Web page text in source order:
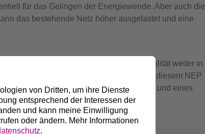
für das Gelingen der Energiewende. Aber auch die
das bestehende Netz höher ausgelastet und eine
rückt die Sicherung der Systemstabilität weiter in
eine wichtige Rolle. Ihr in diesem NEP
Ausbauziele erneuerbarer Energien und eines